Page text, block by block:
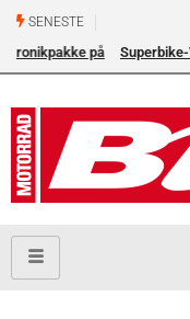
SENESTE
Superbike-VM skifter til